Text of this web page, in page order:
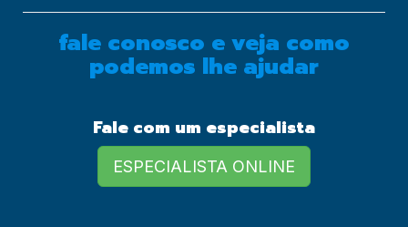
OK
European Commission |
fale conosco e veja como
podemos lhe ajudar
Fale com um especialista
ESPECIALISTA ONLINE